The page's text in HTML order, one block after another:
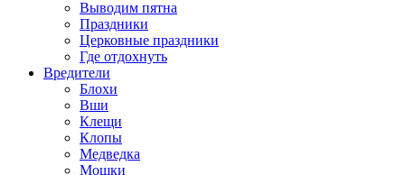
Выводим пятна
Праздники
Церковные праздники
Где отдохнуть
Вредители
Блохи
Вши
Клещи
Клопы
Медведка
Мошки